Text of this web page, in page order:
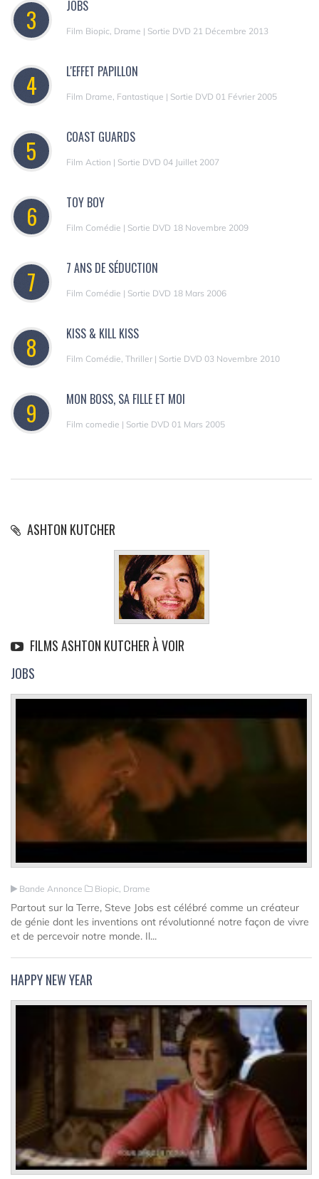
3 JOBS
Film Biopic, Drame | Sortie DVD 21 Décembre 2013
4 L'EFFET PAPILLON
Film Drame, Fantastique | Sortie DVD 01 Février 2005
5 COAST GUARDS
Film Action | Sortie DVD 04 Juillet 2007
6 TOY BOY
Film Comédie | Sortie DVD 18 Novembre 2009
7 7 ANS DE SÉDUCTION
Film Comédie | Sortie DVD 18 Mars 2006
8 KISS & KILL KISS
Film Comédie, Thriller | Sortie DVD 03 Novembre 2010
9 MON BOSS, SA FILLE ET MOI
Film comedie | Sortie DVD 01 Mars 2005
ASHTON KUTCHER
FILMS ASHTON KUTCHER À VOIR
JOBS
Bande Annonce Biopic, Drame
Partout sur la Terre, Steve Jobs est célébré comme un créateur
de génie dont les inventions ont révolutionné notre façon de vivre
et de percevoir notre monde. Il...
HAPPY NEW YEAR